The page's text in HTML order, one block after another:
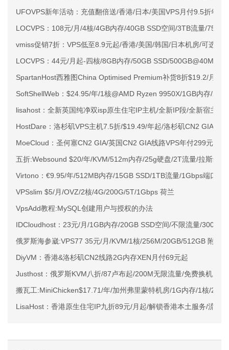
UFOVPS新年活动：充值翻倍送/香港/日本/美国VPS月付9.5折年
LOCVPS：108元/月/4核/4GB内存/40GB SSD空间/3TB流量/
vmiss促销7折：VPS低至8.9元起/香港/美国/韩国/日本机房/可选
LOCVPS：44元/月起-四核/8GB内存/50GB SSD/
SpartanHost西雅图China Optimised Premium补货8折$19.2/月起
SoftShellWeb：$24.95/年/1核@AMD Ryzen 9950X/1GB内存/
lisahost：全新英国纯净双isp原生住宅IP主机/全新IP段/全新宿主机
HostDare：洛杉矶VPS主机7.5折/$19.49/年起/洛杉矶CN2 GIA/日
MoeCloud：圣何塞CN2 GIA/英国CN2 GIA线路VPS年付299元起
五折:Websound $20/年/KVM/512m内存/25g硬盘/2T流量/拉斯维加
Virtono：€9.95/年/512MB内存/15GB SSD/1TB流量/1Gbps端口/
VPSslim $5/月/OVZ/2核/4G/200G/5T/1Gbps 荷兰
VpsAdd教程:MySQL创建用户与授权的办法
IDCloudhost：23元/月/1GB内存/20GB SSD空间/不限流量/
俄罗斯海参崴:VPS77 35元/月/KVM/1核/256M/20GB/512GB 附简
DiyVM：香港&洛杉矶CN2线路2G内存XEN月付69元起
Justhost：俄罗斯KVM八折/87卢布起/200M无限流量/免费换机房/
搬瓦工:MiniChicken$17.71/年/加州弗里蒙特机房/1G内存/1核/
LisaHost：香港原生住宅IP九折89元/月起/解锁香港本土服务/流媒